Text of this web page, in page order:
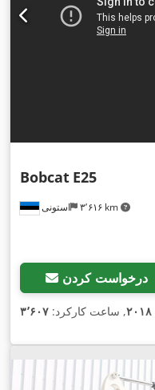
استونی ۳٬۶۱۶ km
Bobcat E25
درخواست کردن
۲۰۱۸, ساعت کارکرد: